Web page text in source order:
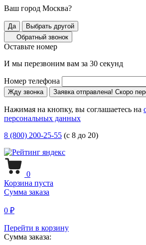
Ваш город Москва?
Да
Выбрать другой
Обратный звонок
Оставьте номер
И мы перезвоним вам за 30 секунд
Номер телефона
Жду звонка Заявка отправлена! Скоро
Нажимая на кнопку, вы соглашаетесь на
персональных данных
8 (800) 200-25-55 (с 8 до 20)
0
Корзина пуста
Сумма заказа
0 ₽
Перейти в корзину
Сумма заказа: